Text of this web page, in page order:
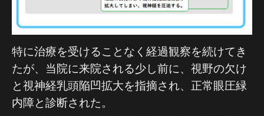
特に治療を受けることなく経過観察を続けてき
たが、当院に来院される少し前に、 視野の欠け
と視神経乳頭陥凹拡大を指摘され、正常眼圧緑
内障と診断された。